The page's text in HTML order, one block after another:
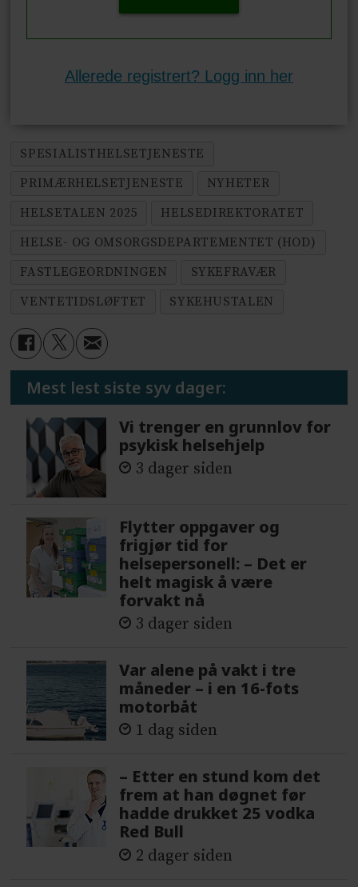
Allerede registrert? Logg inn her
SPESIALISTHELSETJENESTE
PRIMÆRHELSETJENESTE
NYHETER
HELSETALEN 2025
HELSEDIREKTORATET
HELSE- OG OMSORGSDEPARTEMENTET (HOD)
FASTLEGEORDNINGEN
SYKEFRAVÆR
VENTETIDSLØFTET
SYKEHUSTALEN
Mest lest siste syv dager:
Vi trenger en grunnlov for
psykisk helsehjelp
3 dager siden
Flytter oppgaver og
frigjør tid for
helsepersonell: – Det er
helt magisk å være
forvakt nå
3 dager siden
Var alene på vakt i tre
måneder – i en 16-fots
motorbåt
1 dag siden
– Etter en stund kom det
frem at han døgnet før
hadde drukket 25 vodka
Red Bull
2 dager siden